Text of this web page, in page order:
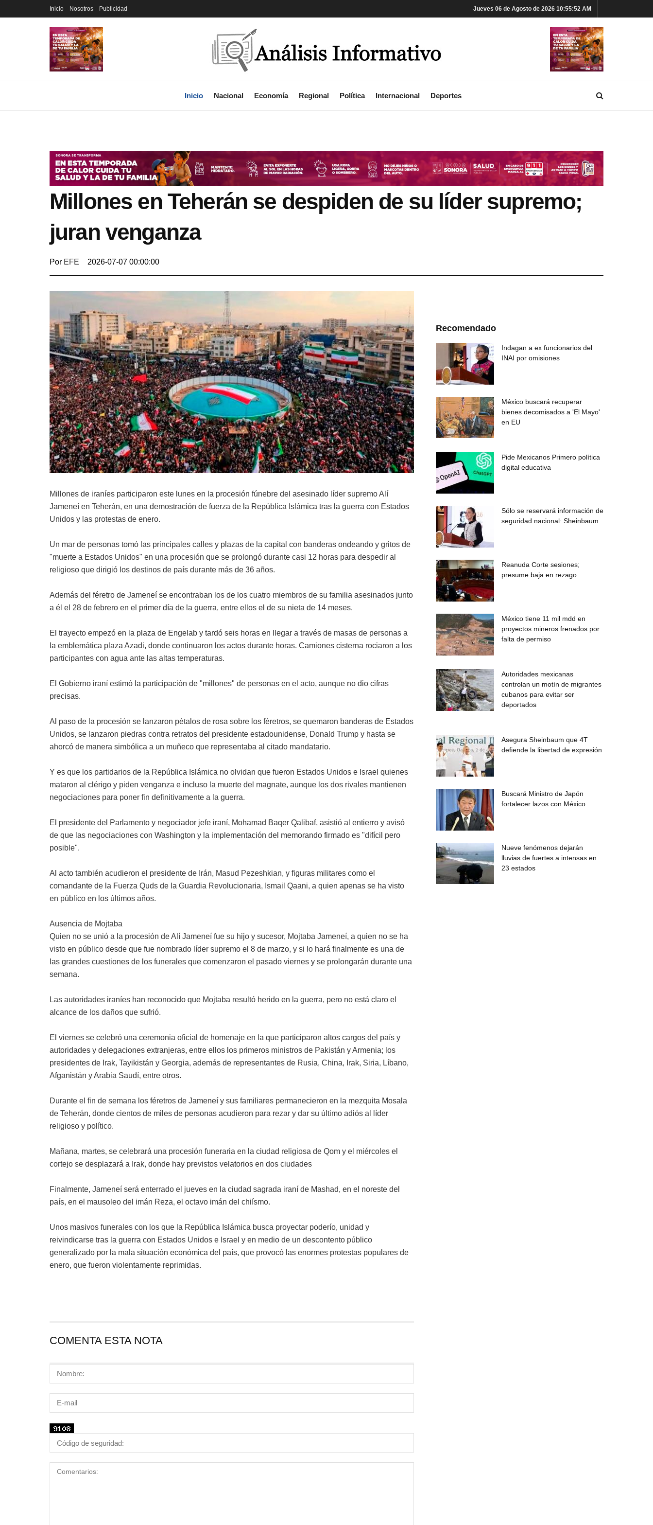
Inicio Nosotros Publicidad Jueves 06 de Agosto de 2026 10:55:53 AM
Inicio Nacional Economía Regional Política Internacional Deportes
Millones en Teherán se despiden de su líder supremo;
juran venganza
Por EFE 2026-07-07 00:00:00
Millones de iraníes participaron este lunes en la procesión fúnebre del asesinado líder supremo Alí
Jameneí en Teherán, en una demostración de fuerza de la República Islámica tras la guerra con Estados
Unidos y las protestas de enero.
Un mar de personas tomó las principales calles y plazas de la capital con banderas ondeando y gritos de
"muerte a Estados Unidos" en una procesión que se prolongó durante casi 12 horas para despedir al
religioso que dirigió los destinos de país durante más de 36 años.
Además del féretro de Jameneí se encontraban los de los cuatro miembros de su familia asesinados junto
a él el 28 de febrero en el primer día de la guerra, entre ellos el de su nieta de 14 meses.
El trayecto empezó en la plaza de Engelab y tardó seis horas en llegar a través de masas de personas a
la emblemática plaza Azadi, donde continuaron los actos durante horas. Camiones cisterna rociaron a los
participantes con agua ante las altas temperaturas.
El Gobierno iraní estimó la participación de "millones" de personas en el acto, aunque no dio cifras
precisas.
Al paso de la procesión se lanzaron pétalos de rosa sobre los féretros, se quemaron banderas de Estados
Unidos, se lanzaron piedras contra retratos del presidente estadounidense, Donald Trump y hasta se
ahorcó de manera simbólica a un muñeco que representaba al citado mandatario.
Y es que los partidarios de la República Islámica no olvidan que fueron Estados Unidos e Israel quienes
mataron al clérigo y piden venganza e incluso la muerte del magnate, aunque los dos rivales mantienen
negociaciones para poner fin definitivamente a la guerra.
El presidente del Parlamento y negociador jefe iraní, Mohamad Baqer Qalibaf, asistió al entierro y avisó
de que las negociaciones con Washington y la implementación del memorando firmado es "difícil pero
posible".
Al acto también acudieron el presidente de Irán, Masud Pezeshkian, y figuras militares como el
comandante de la Fuerza Quds de la Guardia Revolucionaria, Ismail Qaani, a quien apenas se ha visto
en público en los últimos años.
Ausencia de Mojtaba
Quien no se unió a la procesión de Alí Jameneí fue su hijo y sucesor, Mojtaba Jameneí, a quien no se ha
visto en público desde que fue nombrado líder supremo el 8 de marzo, y si lo hará finalmente es una de
las grandes cuestiones de los funerales que comenzaron el pasado viernes y se prolongarán durante una
semana.
Las autoridades iraníes han reconocido que Mojtaba resultó herido en la guerra, pero no está claro el
alcance de los daños que sufrió.
El viernes se celebró una ceremonia oficial de homenaje en la que participaron altos cargos del país y
autoridades y delegaciones extranjeras, entre ellos los primeros ministros de Pakistán y Armenia; los
presidentes de Irak, Tayikistán y Georgia, además de representantes de Rusia, China, Irak, Siria, Líbano,
Afganistán y Arabia Saudí, entre otros.
Durante el fin de semana los féretros de Jameneí y sus familiares permanecieron en la mezquita Mosala
de Teherán, donde cientos de miles de personas acudieron para rezar y dar su último adiós al líder
religioso y político.
Mañana, martes, se celebrará una procesión funeraria en la ciudad religiosa de Qom y el miércoles el
cortejo se desplazará a Irak, donde hay previstos velatorios en dos ciudades
Finalmente, Jameneí será enterrado el jueves en la ciudad sagrada iraní de Mashad, en el noreste del
país, en el mausoleo del imán Reza, el octavo imán del chiísmo.
Unos masivos funerales con los que la República Islámica busca proyectar poderío, unidad y
reivindicarse tras la guerra con Estados Unidos e Israel y en medio de un descontento público
generalizado por la mala situación económica del país, que provocó las enormes protestas populares de
enero, que fueron violentamente reprimidas.
COMENTA ESTA NOTA
Recomendado
Indagan a ex funcionarios del
INAI por omisiones
México buscará recuperar
bienes decomisados a 'El Mayo'
en EU
Pide Mexicanos Primero política
digital educativa
Sólo se reservará información de
seguridad nacional: Sheinbaum
Reanuda Corte sesiones;
presume baja en rezago
México tiene 11 mil mdd en
proyectos mineros frenados por
falta de permiso
Autoridades mexicanas
controlan un motín de migrantes
cubanos para evitar ser
deportados
Asegura Sheinbaum que 4T
defiende la libertad de expresión
Buscará Ministro de Japón
fortalecer lazos con México
Nueve fenómenos dejarán
lluvias de fuertes a intensas en
23 estados